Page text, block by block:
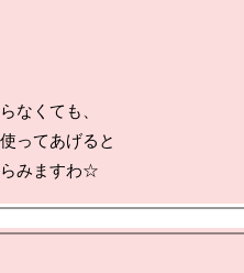
なくても、
ってあげると